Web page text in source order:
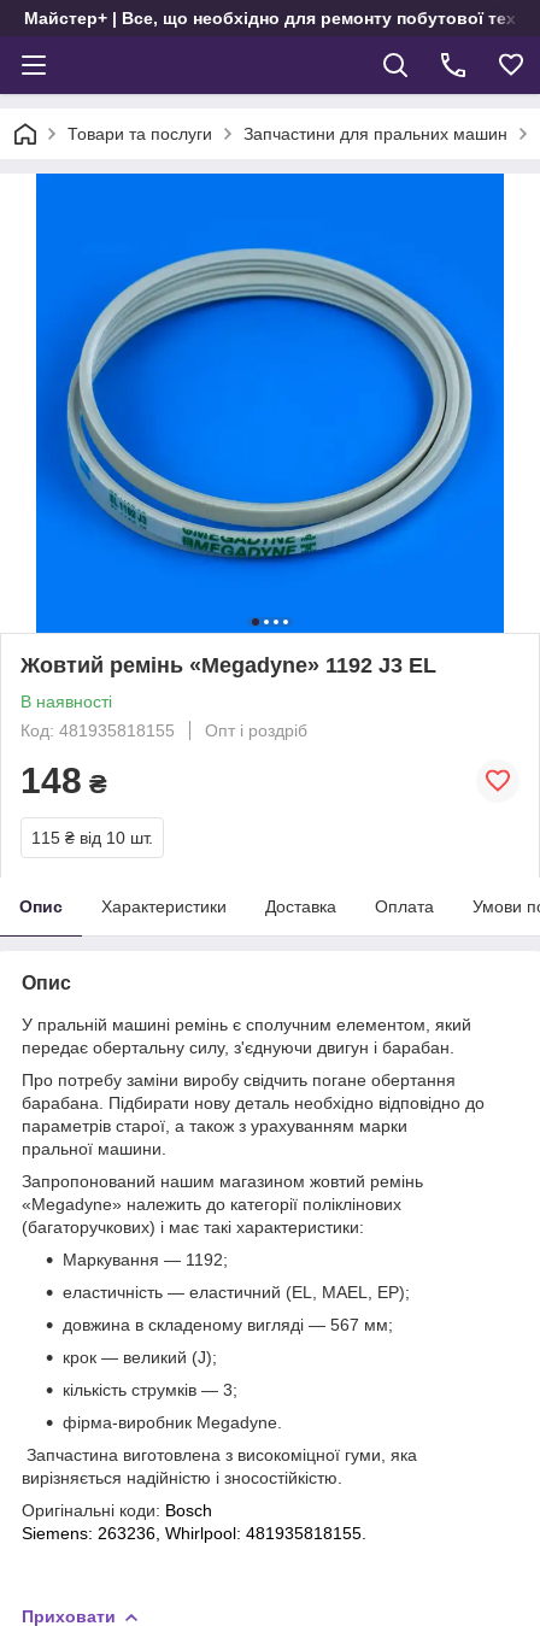
Майстер+ | Все, що необхідно для ремонту побутової
Товари та послуги Запчастини для пральних машин
Жовтий ремінь «Megadyne» 1192 J3 EL
В наявності
Код: 481935818155
Опт і роздріб
148 ₴
115 ₴ від 10 шт.
Опис Характеристики Доставка Оплата Умови
Опис
У пральній машині ремінь є сполучним елементом, який
передає обертальну силу, з'єднуючи двигун і барабан.
Про потребу заміни виробу свідчить погане обертання
барабана. Підбирати нову деталь необхідно відповідно до
параметрів старої, а також з урахуванням марки
пральної машини.
Запропонований нашим магазином жовтий ремінь
«Megadyne» належить до категорії поліклінових
(багаторучкових) і має такі характеристики:
Маркування — 1192;
еластичність — еластичний (EL, MAEL, EP);
довжина в складеному вигляді — 567 мм;
крок — великий (J);
кількість струмків — 3;
фірма-виробник Megadyne.
Запчастина виготовлена з високоміцної гуми, яка
вирізняється надійністю і зносостійкістю.
Оригінальні коди: Bosch
Siemens: 263236, Whirlpool: 481935818155.
Приховати